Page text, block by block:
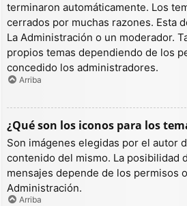
terminaron automáticamente. Los
cerrados por muchas razones. Esta
La Administración o un moderador.
propios temas dependiendo de los
concedido los administradores.
Arriba
¿Qué son los iconos para los
Son imágenes elegidas por el autor
contenido del mismo. La posibilidad
mensajes depende de los permisos
Administración.
Arriba